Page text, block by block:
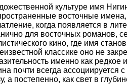
культуре имя
восточные
когда появляется в
для восточных романов,
кино, где имя
классике оно не
именно как редкое
почти всегда
а постепенно, как свет в